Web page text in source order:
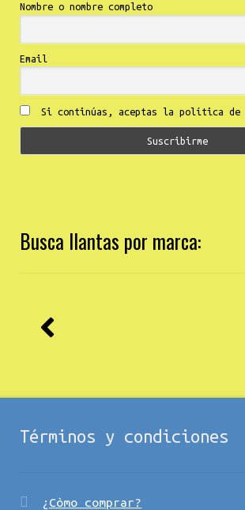
Nombre o nombre completo
Email
Si continúas, aceptas la política de
Busca llantas por marca:
Términos y condiciones
¿Còmo comprar?